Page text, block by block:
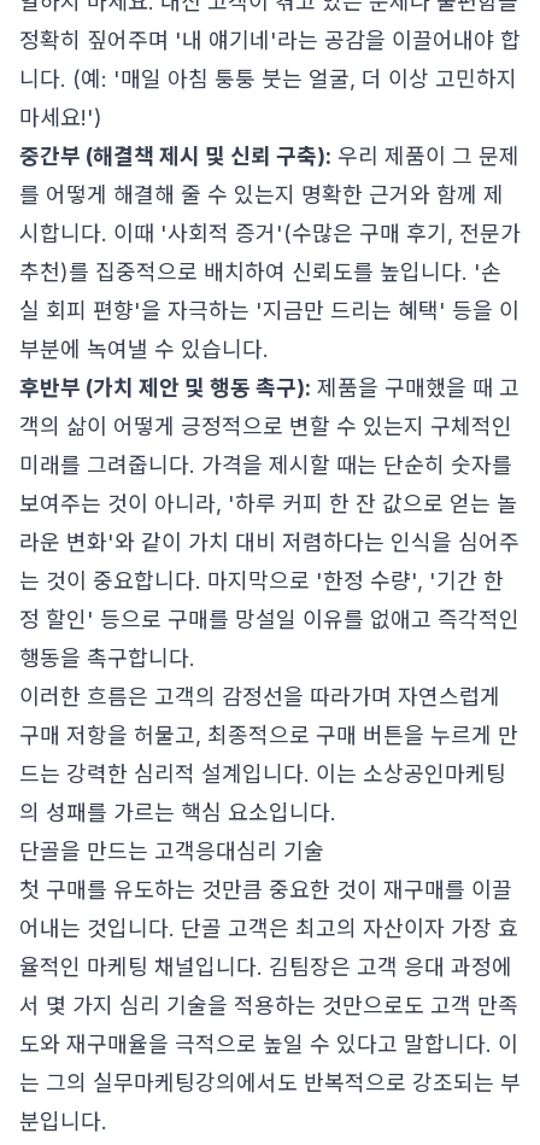
정확히 짚어주며 '내 얘기네'라는 공감을 이끌어내야 합
니다. (예: '매일 아침 퉁퉁 붓는 얼굴, 더 이상 고민하지
마세요!')
중간부 (해결책 제시 및 신뢰 구축): 우리 제품이 그 문제
를 어떻게 해결해 줄 수 있는지 명확한 근거와 함께 제
시합니다. 이때 '사회적 증거'(수많은 구매 후기, 전문가
추천)를 집중적으로 배치하여 신뢰도를 높입니다. '손
실 회피 편향'을 자극하는 '지금만 드리는 혜택' 등을 이
부분에 녹여낼 수 있습니다.
후반부 (가치 제안 및 행동 촉구): 제품을 구매했을 때 고
객의 삶이 어떻게 긍정적으로 변할 수 있는지 구체적인
미래를 그려줍니다. 가격을 제시할 때는 단순히 숫자를
보여주는 것이 아니라, '하루 커피 한 잔 값으로 얻는 놀
라운 변화'와 같이 가치 대비 저렴하다는 인식을 심어주
는 것이 중요합니다. 마지막으로 '한정 수량', '기간 한
정 할인' 등으로 구매를 망설일 이유를 없애고 즉각적인
행동을 촉구합니다.
이러한 흐름은 고객의 감정선을 따라가며 자연스럽게
구매 저항을 허물고, 최종적으로 구매 버튼을 누르게 만
드는 강력한 심리적 설계입니다. 이는 소상공인마케팅
의 성패를 가르는 핵심 요소입니다.
단골을 만드는 고객응대심리 기술
첫 구매를 유도하는 것만큼 중요한 것이 재구매를 이끌
어내는 것입니다. 단골 고객은 최고의 자산이자 가장 효
율적인 마케팅 채널입니다. 김팀장은 고객 응대 과정에
서 몇 가지 심리 기술을 적용하는 것만으로도 고객 만족
도와 재구매율을 극적으로 높일 수 있다고 말합니다. 이
는 그의 실무마케팅강의에서도 반복적으로 강조되는 부
분입니다.